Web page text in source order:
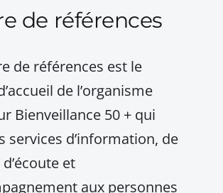
de références
de références est le
de l’organisme
Bienveillance 50 + qui
services d’information, de
et
aux personnes